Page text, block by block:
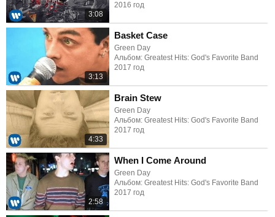
3:08
2016 год
3:13
Basket Case
Green Day
Альбом: Greatest Hits: God's Favorite Band
2017 год
4:33
Brain Stew
Green Day
Альбом: Greatest Hits: God's Favorite Band
2017 год
2:58
When I Come Around
Green Day
Альбом: Greatest Hits: God's Favorite Band
2017 год